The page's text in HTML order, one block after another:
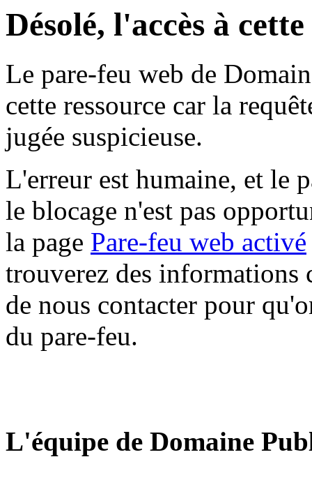
Désolé, l'accès à
Le pare-feu web de
cette ressource car la
jugée suspicieuse.
L'erreur est humaine, et le
le blocage n'est pas
la page Pare-feu web activé
trouverez des informations
de nous contacter pour
du pare-feu.
L'équipe de Domaine